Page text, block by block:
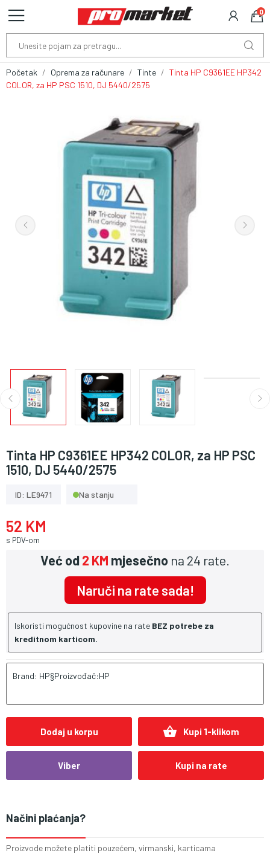
0
Početak Oprema za računare Tinte
Tinta HP C9361EE HP342
COLOR, za HP PSC 1510, DJ 5440/2575
Tinta HP C9361EE HP342 COLOR, za HP PSC
1510, DJ 5440/2575
ID: LE9471 Na stanju
52 KM
s PDV-om
Već od2 KM mjesečno na 24 rate.
Naruči na rate sada!
Iskoristi mogućnost kupovine na rate BEZ potrebe za
kreditnom karticom.
Brand: HP§Proizvođač:HP
Dodaj u korpu shopping_basket Kupi 1-klikom
Viber Kupi na rate
Načini plaćanja?
Proizvode možete platiti pouzećem, virmanski, karticama